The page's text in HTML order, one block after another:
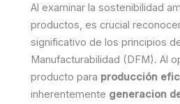
Al examinar la sostenibilidad
productos, es crucial
significativo de los principios
Manufacturabilidad (DFM). Al
producto para producción
inherentemente generacion